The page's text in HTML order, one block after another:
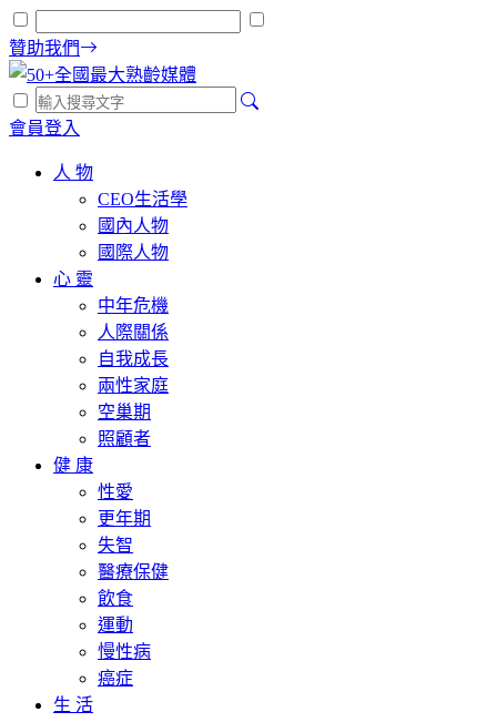
贊助我們
會員登入
人 物
CEO生活學
國內人物
國際人物
心 靈
中年危機
人際關係
自我成長
兩性家庭
空巢期
照顧者
健 康
性愛
更年期
失智
醫療保健
飲食
運動
慢性病
癌症
生 活